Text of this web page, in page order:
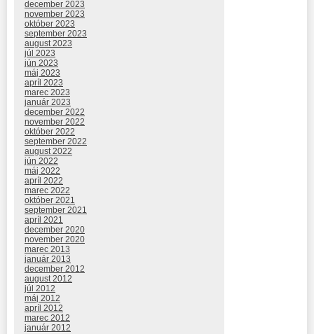
december 2023
november 2023
október 2023
september 2023
august 2023
júl 2023
jún 2023
máj 2023
apríl 2023
marec 2023
január 2023
december 2022
november 2022
október 2022
september 2022
august 2022
jún 2022
máj 2022
apríl 2022
marec 2022
október 2021
september 2021
apríl 2021
december 2020
november 2020
marec 2013
január 2013
december 2012
august 2012
júl 2012
máj 2012
apríl 2012
marec 2012
január 2012